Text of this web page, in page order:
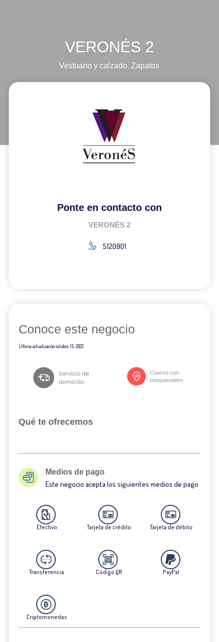
VERONÉS 2
Vestuario y calzado, Zapatos
Ponte en contacto con
VERONÉS 2
5120901
Conoce este negocio
Última actualizaciónoctubre 15, 2022
Qué te ofrecemos
Medios de pago
Este negocio acepta los siguientes medios de pago
Efectivo Tarjeta de crédito Tarjeta de débito
Transferencia Código QR PayPal
Criptomonedas